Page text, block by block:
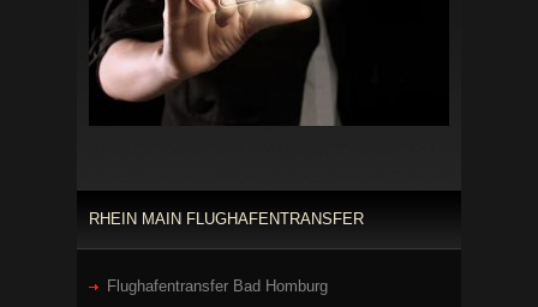
RHEIN MAIN FLUGHAFENTRANSFER
Flughafentransfer Bad Homburg